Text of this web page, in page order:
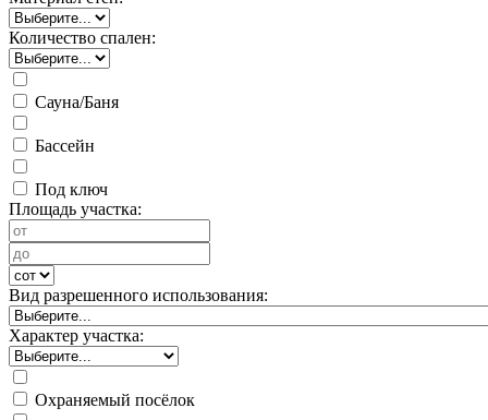
Количество спален:
Сауна/Баня
Бассейн
Под ключ
Площадь участка:
Вид разрешенного использования:
Характер участка:
Охраняемый посёлок